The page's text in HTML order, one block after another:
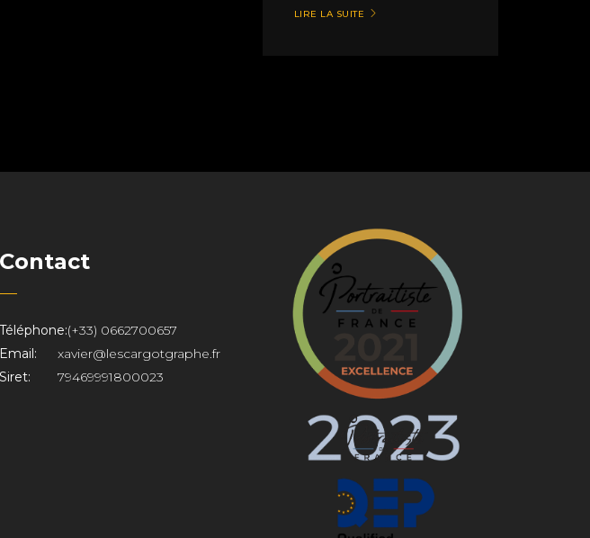
LIRE LA SUITE
Contact
Téléphone:(+33) 0662700657
Email:
xavier@lescargotgraphe.fr
Siret:
79469991800023